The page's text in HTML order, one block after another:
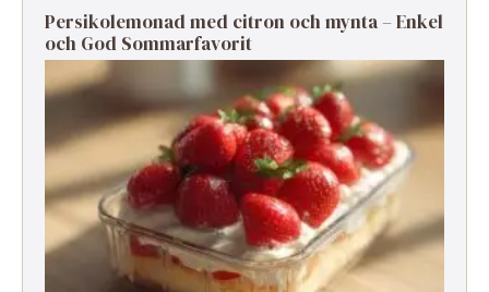
Persikolemonad med citron och mynta – Enkel
och God Sommarfavorit